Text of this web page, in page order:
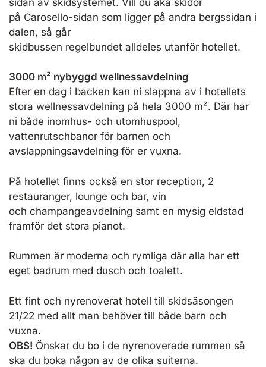
på Carosello-sidan som ligger på andra bergssidan i
dalen, så går
skidbussen regelbundet alldeles utanför hotellet.
3000 m² nybyggd wellnessavdelning
Efter en dag i backen kan ni slappna av i hotellets
stora wellnessavdelning på hela 3000 m². Där har
ni både inomhus- och utomhuspool,
vattenrutschbanor för barnen och
avslappningsavdelning för er vuxna.
På hotellet finns också en stor reception, 2
restauranger, lounge och bar, vin
och champangeavdelning samt en mysig eldstad
framför det stora pianot.
Rummen är moderna och rymliga där alla har ett
eget badrum med dusch och toalett.
Ett fint och nyrenoverat hotell till skidsäsongen
21/22 med allt man behöver till både barn och
vuxna.
OBS! Önskar du bo i de nyrenoverade rummen så
ska du boka någon av de olika suiterna.